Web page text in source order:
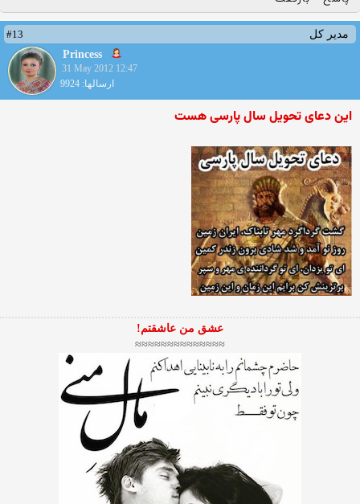
مدیر کل
#13
Princess
31 May 2012 12:47
ارسالها: 9924
این دعای تحویل سال پارسی هست
عشق من عاشقتم!
≈≈≈≈≈≈≈≈≈≈≈≈≈≈